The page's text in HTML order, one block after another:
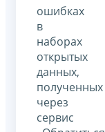
ошибках
в
наборах
открытых
данных,
полученных
через
сервис